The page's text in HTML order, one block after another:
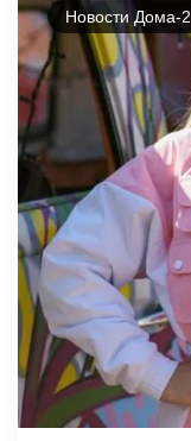
Новости Дома-2